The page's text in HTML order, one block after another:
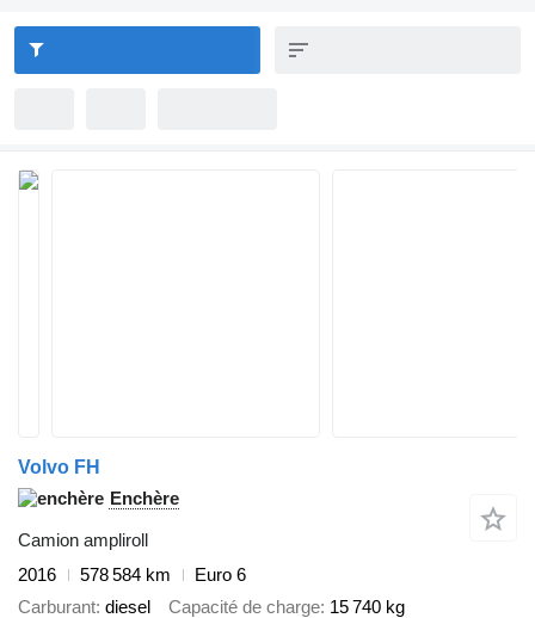
Volvo FH
Enchère
Camion ampliroll
2016
578 584 km
Euro 6
Carburant diesel Capacité de charge 15 740 kg